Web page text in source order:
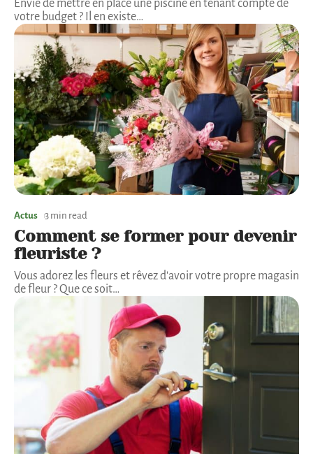
Envie de mettre en place une piscine en tenant compte de
votre budget ? Il en existe…
Actus 3 min read
Comment se former pour devenir
fleuriste ?
Vous adorez les fleurs et rêvez d'avoir votre propre magasin
de fleur ? Que ce soit…